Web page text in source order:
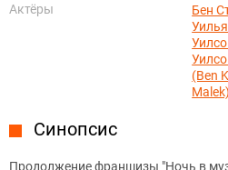
Актёры
Бен
(Ben
Malek)
Синопсис
Продолжение франшизы "Ночь в